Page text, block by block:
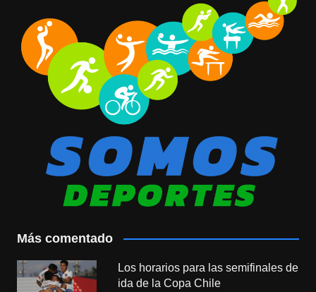
Más comentado
Los horarios para las semifinales de
ida de la Copa Chile